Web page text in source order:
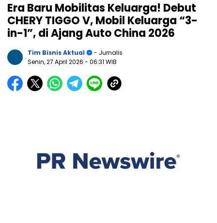
Era Baru Mobilitas Keluarga! Debut
CHERY TIGGO V, Mobil Keluarga “3-
in-1”, di Ajang Auto China 2026
Tim Bisnis Aktual
- Jurnalis
Senin, 27 April 2026 - 06:31 WIB